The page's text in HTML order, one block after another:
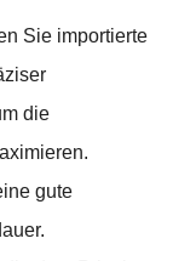
Sie importierte
die
gute